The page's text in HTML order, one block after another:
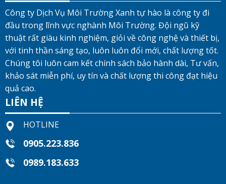
Công ty Dịch Vụ Môi Trường Xanh tự hào là công ty đi
đầu trong lĩnh vực nghành Môi Trường. Đội ngũ kỹ
thuật rất giàu kinh nghiệm, giỏi về công nghệ và thiết bị,
với tinh thần sáng tạo, luôn luôn đổi mới, chất lượng tốt.
Chúng tôi luôn cam kết chính sách bảo hành dài, Tư vấn,
khảo sát miễn phí, uy tín và chất lượng thi công đạt hiệu
quả cao.
LIÊN HỆ
HOTLINE
0905.223.836
0989.183.633